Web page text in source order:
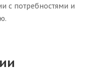
с потребностями и